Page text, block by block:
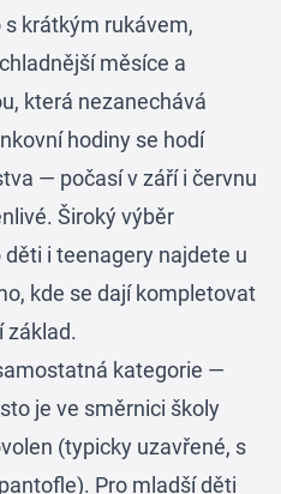
krátkým rukávem,
měsíce a
která nezanechává
hodiny se hodí
— počasí v září i červnu
Široký výběr
i teenagery najdete u
, kde se dají kompletovat
základ.
kategorie —
je ve směrnici školy
(typicky uzavřené, s
Pro mladší děti